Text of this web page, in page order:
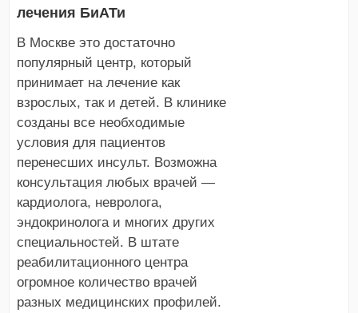
лечения БиАТи
В Москве это достаточно
популярный центр, который
принимает на лечение как
взрослых, так и детей. В клинике
созданы все необходимые
условия для пациентов
перенесших инсульт. Возможна
консультация любых врачей —
кардиолога, невролога,
эндокринолога и многих других
специальностей. В штате
реабилитационного центра
огромное количество врачей
разных медицинских профилей.